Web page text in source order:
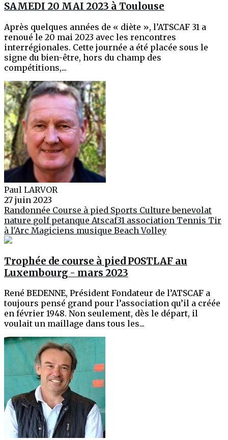
SAMEDI 20 MAI 2023 à Toulouse
Après quelques années de « diète », l’ATSCAF 31 a
renoué le 20 mai 2023 avec les rencontres
interrégionales. Cette journée a été placée sous le
signe du bien-être, hors du champ des
compétitions,...
Paul LARVOR
27 juin 2023
Randonnée Course à pied Sports Culturebenevolat
nature golf petanque Atscaf31 association Tennis Tir
à l'Arc Magiciens musique Beach Volley
Trophée de course à pied POSTLAF au
Luxembourg - mars 2023
René BEDENNE, Président Fondateur de l’ATSCAF a
toujours pensé grand pour l’association qu’il a créée
en février 1948. Non seulement, dès le départ, il
voulait un maillage dans tous les...